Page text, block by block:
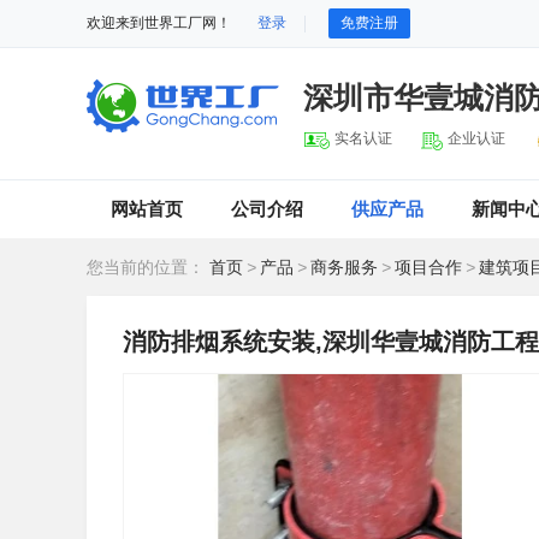
欢迎来到世界工厂网！ 登录 免费注册
深圳市华壹城消
实名认证 企业认证
网站首页 公司介绍 供应产品 新闻中
您当前的位置： 首页 > 产品 >商务服务 >项目合作 >建筑项
消防排烟系统安装,深圳华壹城消防工